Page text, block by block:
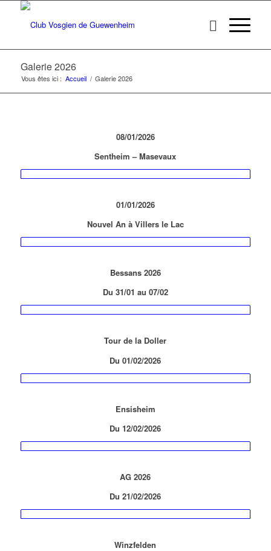
Galerie 2026
Vous êtes ici : Accueil / Galerie 2026
08/01/2026
Sentheim – Masevaux
01/01/2026
Nouvel An à Villers le Lac
Bessans 2026
Du 31/01 au 07/02
Tour de la Doller
Du 01/02/2026
Ensisheim
Du 12/02/2026
AG 2026
Du 21/02/2026
Winzfelden